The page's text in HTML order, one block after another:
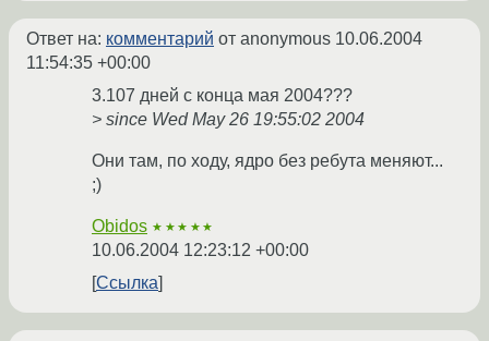
Ответ на: комментарий от anonymous 10.06.2004
11:54:35 +00:00
3.107 дней с конца мая 2004???
> since Wed May 26 19:55:02 2004
Они там, по ходу, ядро без ребута меняют...
;)
Obidos ★★★★★
10.06.2004 12:23:12 +00:00
Ссылка